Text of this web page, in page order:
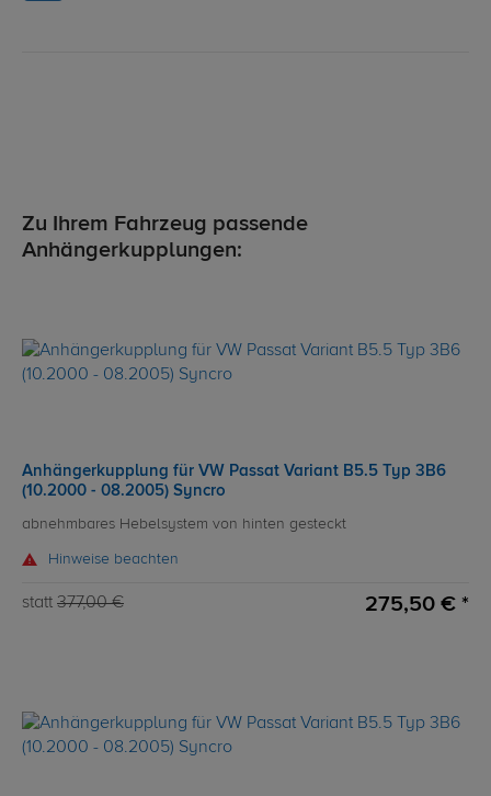
Zu Ihrem Fahrzeug passende
Anhängerkupplungen:
Anhängerkupplung für VW Passat Variant B5.5 Typ 3B6
(10.2000 - 08.2005) Syncro
abnehmbares Hebelsystem von hinten gesteckt
Hinweise beachten
statt 377,00 € 275,50 € *